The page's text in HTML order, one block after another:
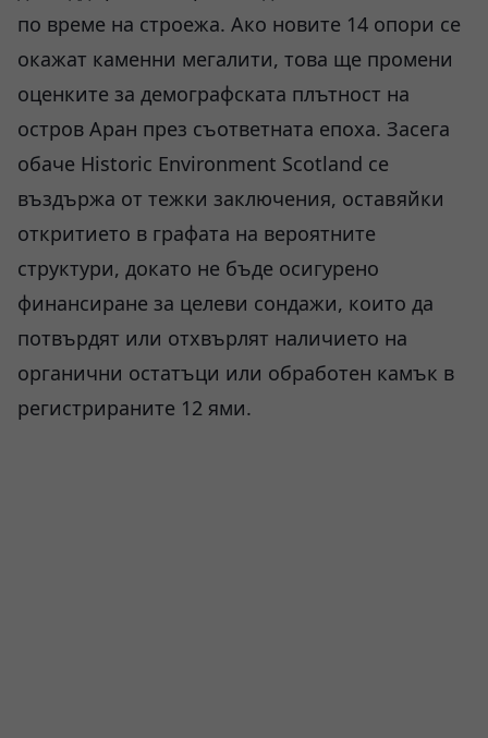
по време на строежа. Ако новите 14 опори се
окажат каменни мегалити, това ще промени
оценките за демографската плътност на
остров Аран през съответната епоха. Засега
обаче Historic Environment Scotland се
въздържа от тежки заключения, оставяйки
откритието в графата на вероятните
структури, докато не бъде осигурено
финансиране за целеви сондажи, които да
потвърдят или отхвърлят наличието на
органични остатъци или обработен камък в
регистрираните 12 ями.